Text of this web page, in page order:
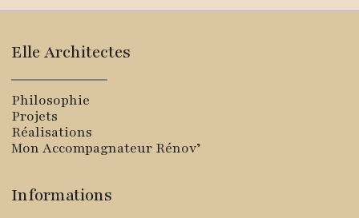
Elle Architectes
Philosophie
Projets
Réalisations
Mon Accompagnateur Rénov’
Informations